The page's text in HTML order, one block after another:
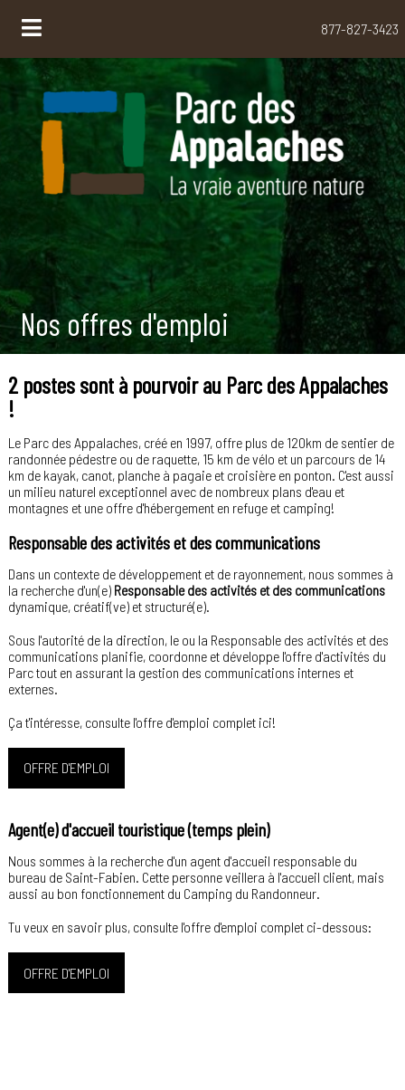
877-827-3423
Nos offres d'emploi
2 postes sont à pourvoir au Parc des Appalaches
!
Le Parc des Appalaches, créé en 1997, offre plus de 120km de sentier de
randonnée pédestre ou de raquette, 15 km de vélo et un parcours de 14
km de kayak, canot, planche à pagaie et croisière en ponton. C'est aussi
un milieu naturel exceptionnel avec de nombreux plans d'eau et
montagnes et une offre d'hébergement en refuge et camping!
Responsable des activités et des communications
Dans un contexte de développement et de rayonnement, nous sommes à
la recherche d'un(e) Responsable des activités et des communications
dynamique, créatif(ve) et structuré(e).
Sous l'autorité de la direction, le ou la Responsable des activités et des
communications planifie, coordonne et développe l'offre d'activités du
Parc tout en assurant la gestion des communications internes et
externes.
Ça t'intéresse, consulte l'offre d'emploi complet ici!
OFFRE D'EMPLOI
Agent(e) d'accueil touristique (temps plein)
Nous sommes à la recherche d'un agent d'accueil responsable du
bureau de Saint-Fabien. Cette personne veillera à l'accueil client, mais
aussi au bon fonctionnement du Camping du Randonneur.
Tu veux en savoir plus, consulte l'offre d'emploi complet ci-dessous:
OFFRE D'EMPLOI